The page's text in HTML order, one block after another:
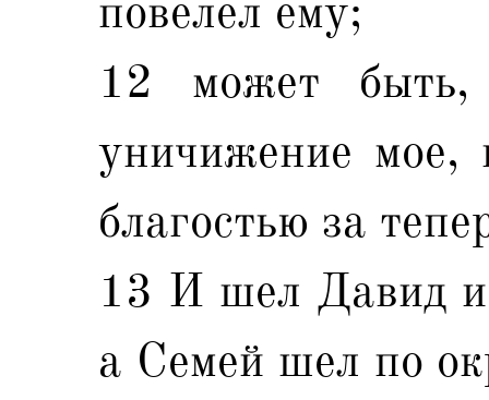
повелел ему;
12 может быть,
уничижение мое,
благостью за
13 И шел Давид и
а Семей шел по